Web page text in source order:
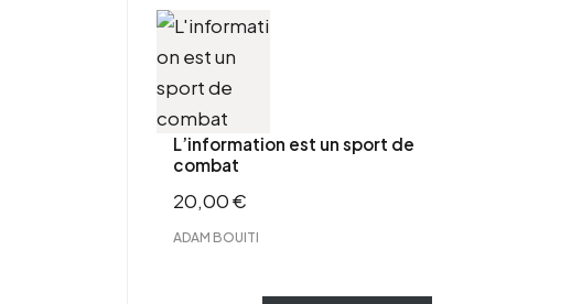
L’information est un sport de
combat
20,00€
ADAM BOUITI